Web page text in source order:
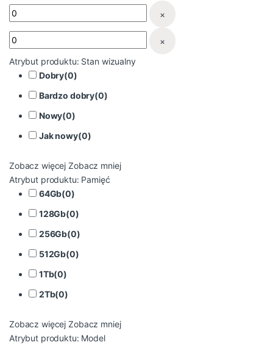
×
×
Atrybut produktu: Stan wizualny
Dobry(0)
Bardzo dobry(0)
Nowy(0)
Jak nowy(0)
Zobacz więcej Zobacz mniej
Atrybut produktu: Pamięć
64Gb(0)
128Gb(0)
256Gb(0)
512Gb(0)
1Tb(0)
2Tb(0)
Zobacz więcej Zobacz mniej
Atrybut produktu: Model